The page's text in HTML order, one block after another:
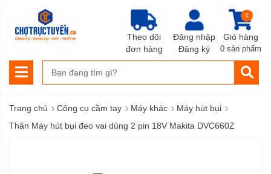
Đăng nhập
Đăng ký
Giỏ hàng
0
0 sản phẩm
Theo dõi
đơn hàng
Trang chủ › Công cụ cầm tay › Máy khác › Máy hút bụi ›
Thân Máy hút bụi đeo vai dùng 2 pin 18V Makita DVC660Z